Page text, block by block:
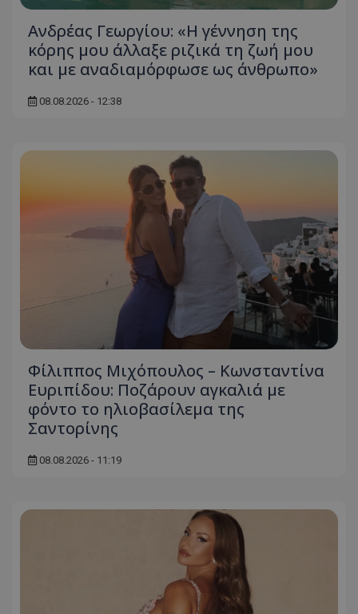
Ανδρέας Γεωργίου: «Η γέννηση της
κόρης μου άλλαξε ριζικά τη ζωή μου
και με αναδιαμόρφωσε ως άνθρωπο»
08.08.2026 - 12:38
Φίλιππος Μιχόπουλος – Κωνσταντίνα
Ευριπίδου: Ποζάρουν αγκαλιά με
φόντο το ηλιοβασίλεμα της
Σαντορίνης
08.08.2026 - 11:19